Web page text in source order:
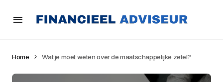
Home Wat je moet weten over de maatschappelijke zetel?